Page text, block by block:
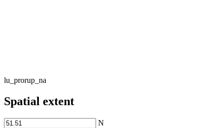
lu_prorup_na
Spatial extent
N